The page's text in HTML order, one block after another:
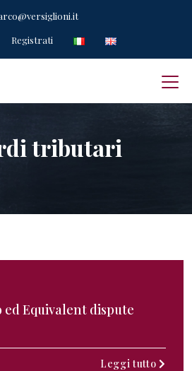
Registrati
tributari
Equivalent dispute
Leggi tutto